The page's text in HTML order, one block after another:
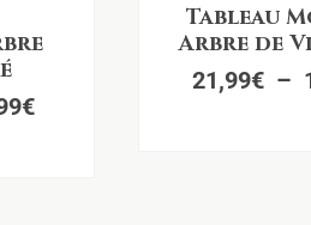
€
de
Tableau
Arbre de
21,99€ –